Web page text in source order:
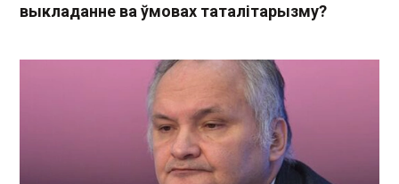
выкладанне ва ўмовах таталітарызму?